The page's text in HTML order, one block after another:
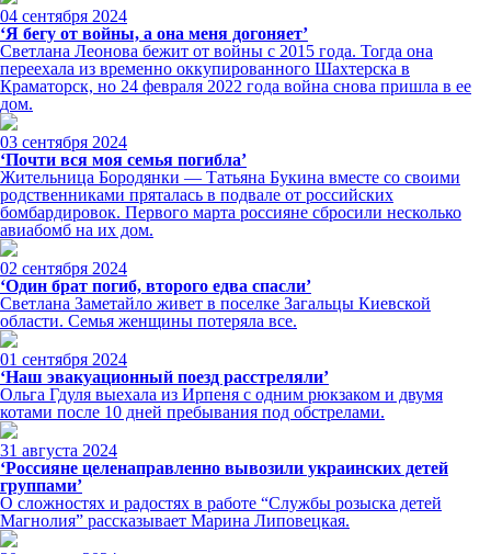
04 сентября 2024
‘Я бегу от войны, а она меня догоняет’
Светлана Леонова бежит от войны с 2015 года. Тогда она
переехала из временно оккупированного Шахтерска в
Краматорск, но 24 февраля 2022 года война снова пришла в ее
дом.
03 сентября 2024
‘Почти вся моя семья погибла’
Жительница Бородянки — Татьяна Букина вместе со своими
родственниками пряталась в подвале от российских
бомбардировок. Первого марта россияне сбросили несколько
авиабомб на их дом.
02 сентября 2024
‘Один брат погиб, второго едва спасли’
Светлана Заметайло живет в поселке Загальцы Киевской
области. Семья женщины потеряла все.
01 сентября 2024
‘Наш эвакуационный поезд расстреляли’
Ольга Гдуля выехала из Ирпеня с одним рюкзаком и двумя
котами после 10 дней пребывания под обстрелами.
31 августа 2024
‘Россияне целенаправленно вывозили украинских детей
группами’
О сложностях и радостях в работе “Службы розыска детей
Магнолия” рассказывает Марина Липовецкая.